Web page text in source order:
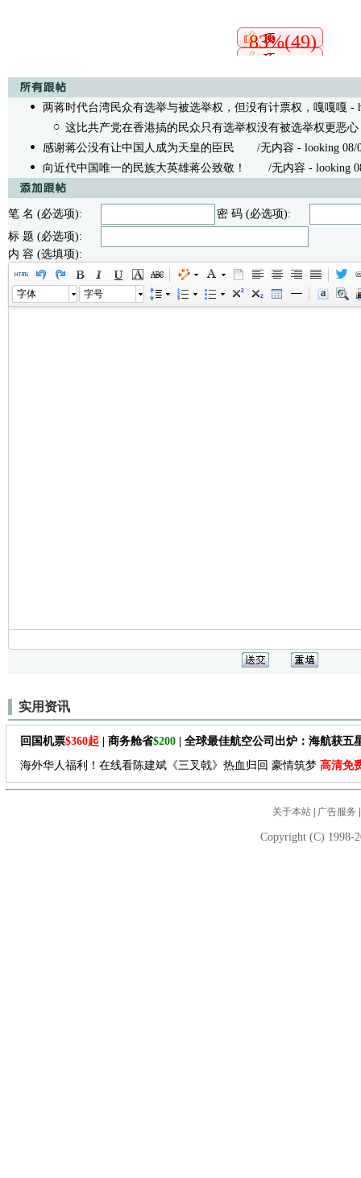
83%(49)
两蒋时代台湾民众有选举与被选举权，但没有计票权，嘎嘎嘎 -
这比共产党在香港搞的民众只有选举权没有被选举权更恶心
感谢蒋公没有让中国人成为天皇的臣民 /无内容 - looking 08/
向近代中国唯一的民族大英雄蒋公致敬！
/无内容 - looking
笔 名 (必选项):
密 码 (必选项):
标 题 (必选项):
内 容 (选填项):
字体 字号
实用资讯
回国机票$360起 | 商务舱省$200 | 全球最佳航空公司出炉：海航获五
海外华人福利！在线看陈建斌《三叉戟》热血归回 豪情筑梦 高清免
关于本站| 广告服务
Copyright (C) 1998-